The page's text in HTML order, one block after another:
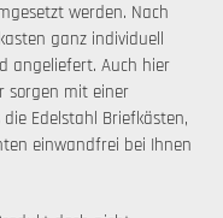
werden. Nach
ganz individuell
angeliefert. Auch hier
sorgen mit einer
Edelstahl Briefkästen,
einwandfrei bei Ihnen